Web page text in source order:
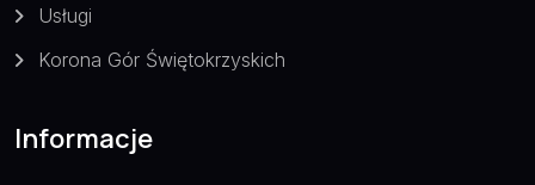
Usługi
Korona Gór Świętokrzyskich
Informacje